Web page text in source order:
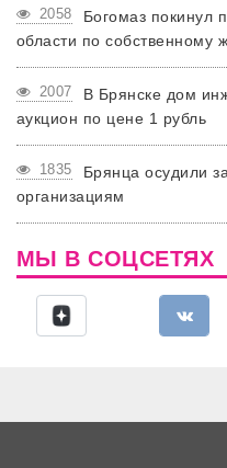
2058
Богомаз покинул
области по собственному
2007
В Брянске дом
аукцион по цене 1 рубль
1835
Брянца осудили
организациям
МЫ В СОЦСЕТЯХ